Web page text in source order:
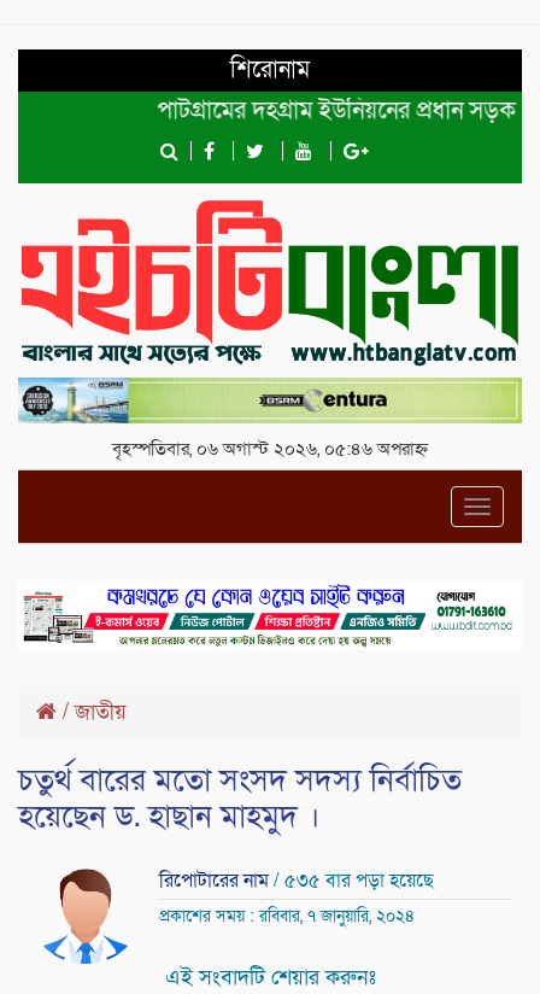
শিরোনাম
পাটগ্রামের দহগ্রাম ইউনিয়নের প্রধান সড়ক ভেঙ্গে
বৃহস্পতিবার, ০৬ অগাস্ট ২০২৬, ০৫:৪৬ অপরাহ্ন
/জাতীয়
চতুর্থ বারের মতো সংসদ সদস্য নির্বাচিত
হয়েছেন ড. হাছান মাহমুদ ।
রিপোটারের নাম/ ৫৩৫ বার পড়া হয়েছে
প্রকাশের সময় : রবিবার, ৭ জানুয়ারি, ২০২৪
এই সংবাদটি শেয়ার করুনঃ